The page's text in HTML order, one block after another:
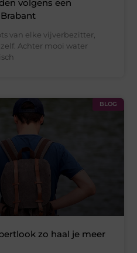
volgens een
van elke vijverbezitter,
Achter mooi water
BLOG
zo haal je meer